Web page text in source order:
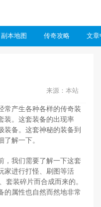
副本地图 传奇攻略 文章
来源：本站
常产生各种各样的传奇装
装。这套装备的出现率
装备。这套神秘的装备到
解一下。
，我们需要了解一下这套
家进行打怪、刷图等活
套装碎片而合成而来的。
的属性也自然而然地非常